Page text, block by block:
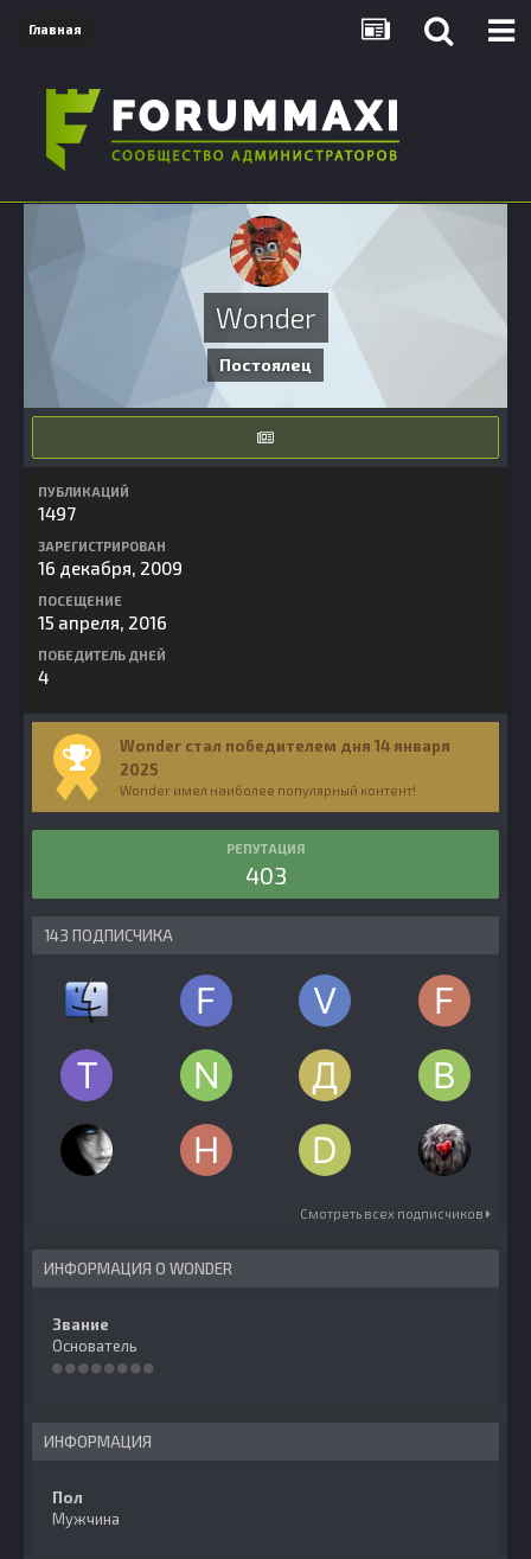
Главная
Wonder
Постоялец
ПУБЛИКАЦИЙ
1497
ЗАРЕГИСТРИРОВАН
16 декабря, 2009
ПОСЕЩЕНИЕ
15 апреля, 2016
ПОБЕДИТЕЛЬ ДНЕЙ
4
Wonder стал победителем дня 14 января
2025
Wonder имел наиболее популярный контент!
РЕПУТАЦИЯ
403
143 ПОДПИСЧИКА
Смотреть всех подписчиков
ИНФОРМАЦИЯ О WONDER
Звание
Основатель
ИНФОРМАЦИЯ
Пол
Мужчина